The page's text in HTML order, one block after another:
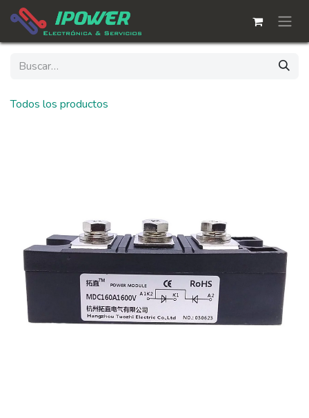
Ir al contenido
Todos los productos